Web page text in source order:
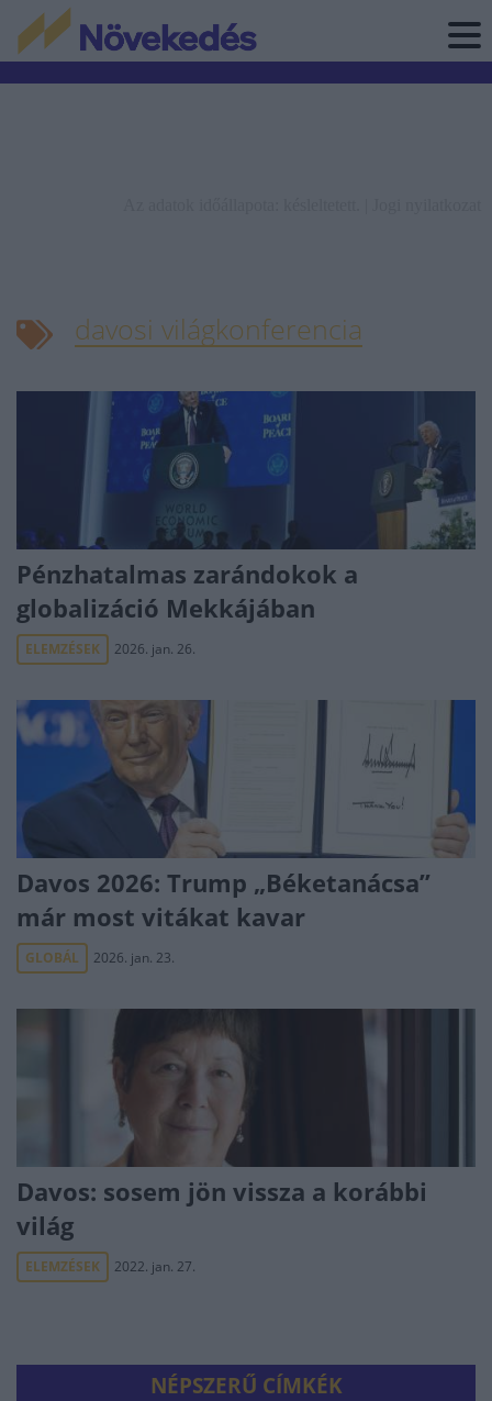
davosi világkonferencia
Pénzhatalmas zarándokok a
globalizáció Mekkájában
ELEMZÉSEK 2026. jan. 26.
Davos 2026: Trump „Béketanácsa”
már most vitákat kavar
GLOBÁL 2026. jan. 23.
Davos: sosem jön vissza a korábbi
világ
ELEMZÉSEK 2022. jan. 27.
NÉPSZERŰ CÍMKÉK